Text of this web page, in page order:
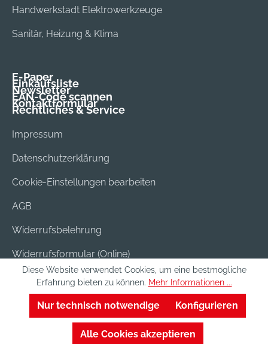
Handwerkstadt Elektrowerkzeuge
Sanitär, Heizung & Klima
E-Paper
Einkaufsliste
Newsletter
EAN-Code scannen
Kontaktformular
Rechtliches & Service
Impressum
Datenschutzerklärung
Cookie-Einstellungen bearbeiten
AGB
Widerrufsbelehrung
Widerrufsformular (Online)
Versand & Bezahlung
Batterieentsorgung
Diese Website verwendet Cookies, um eine bestmögliche
Erfahrung bieten zu können. Mehr Informationen ...
Nur technisch notwendige Konfigurieren
Alle Cookies akzeptieren